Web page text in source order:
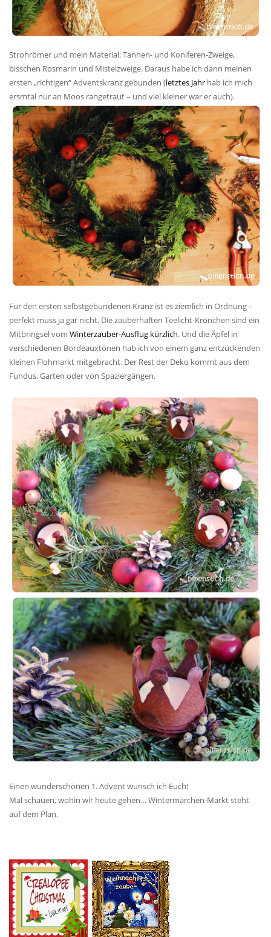
Strohrömer und mein Material: Tannen- und Koniferen-Zweige,
bisschen Rosmarin und Mistelzweige. Daraus habe ich dann meinen
ersten „richtigen“ Adventskranz gebunden (letztes Jahr hab ich mich
ersmtal nur an Moos rangetraut – und viel kleiner war er auch).
Für den ersten selbstgebundenen Kranz ist es ziemlich in Ordnung –
perfekt muss ja gar nicht. Die zauberhaften Teelicht-Krönchen sind ein
Mitbringsel vom Winterzauber-Ausflug kürzlich. Und die Äpfel in
verschiedenen Bordeauxtönen hab ich von einem ganz entzückenden
kleinen Flohmarkt mitgebracht. Der Rest der Deko kommt aus dem
Fundus, Garten oder von Spaziergängen.
Einen wunderschönen 1. Advent wünsch ich Euch!
Mal schauen, wohin wir heute gehen… Wintermärchen-Markt steht
auf dem Plan.